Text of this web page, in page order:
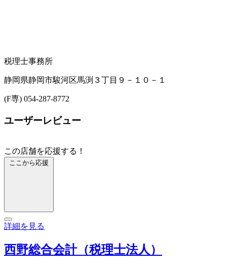
税理士事務所
静岡県静岡市駿河区馬渕３丁目９－１０－１
(F専) 054-287-8772
ユーザーレビュー
この店舗を応援する！
ここから応援
詳細を見る
西野総合会計（税理士法人）